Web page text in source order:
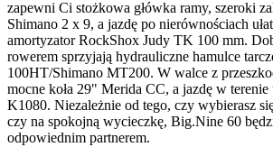
zapewni Ci stożkowa główka ramy, szeroki
Shimano 2 x 9, a jazdę po nierównościach
amortyzator RockShox Judy TK 100 mm.
rowerem sprzyjają hydrauliczne hamulce
100HT/Shimano MT200. W walce z
mocne koła 29" Merida CC, a jazdę w
K1080. Niezależnie od tego, czy wybierasz
czy na spokojną wycieczkę, Big.Nine 60
odpowiednim partnerem.